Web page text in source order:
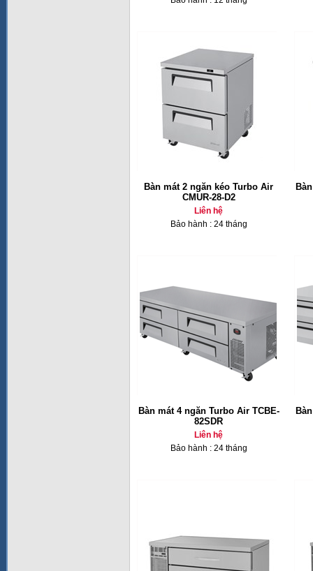
Bàn mát 2 ngăn kéo Turbo Air
CMUR-28-D2
Liên hệ
Bảo hành : 24 tháng
Bàn mát 4 ngăn Turbo Air TCBE-
82SDR
Liên hệ
Bảo hành : 24 tháng